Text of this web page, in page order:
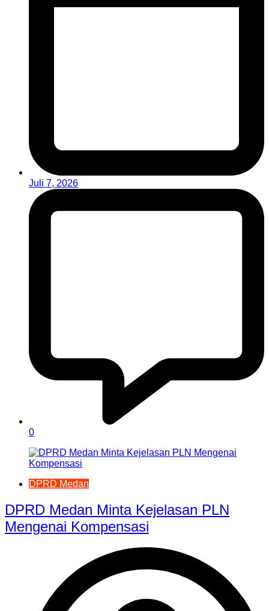
Juli 7, 2026
0
DPRD Medan
DPRD Medan Minta Kejelasan PLN
Mengenai Kompensasi